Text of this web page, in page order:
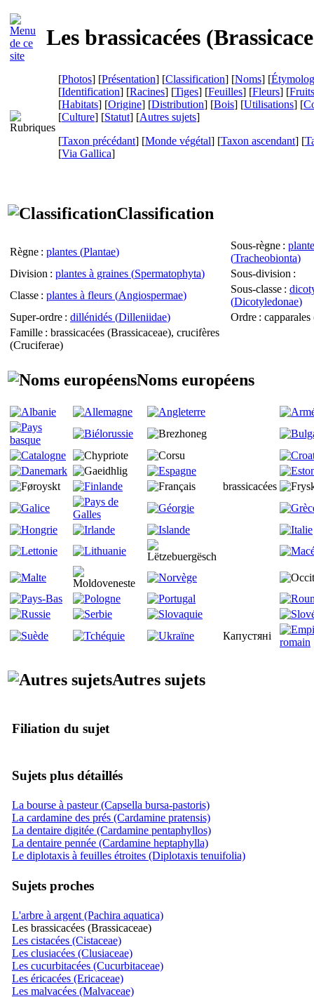
Les brassicacées (
[Photos] [Présentation] [Classification] [Noms] [
[Identification] [Racines] [Tiges] [Feuilles] [Fleurs] [Fruits
[Habitats] [Origine] [Distribution] [Bois] [Utilisations] [
[Culture] [Statut] [Autres sujets]
[Taxon précédant] [Monde végétal] [Taxon ascendant] [
[Via Gallica]
Classification
Règne : plantes (Plantae)
Sous-règne :
(Tracheobionta)
Division : plantes à graines (Spermatophyta) Sous-division :
Classe : plantes à fleurs (Angiospermae)
Sous-classe :
(Dicotyledonae)
Super-ordre : dillénidés (Dilleniidae) Ordre : capparales
Famille : brassicacées (Brassicaceae), crucifères
(Cruciferae)
Noms européens
brassicacées
Капустяні
Autres sujets
Filiation du sujet
Sujets plus détaillés
La bourse à pasteur (Capsella bursa-pastoris)
La cardamine des prés (Cardamine pratensis)
La dentaire digitée (Cardamine pentaphyllos)
La dentaire pennée (Cardamine heptaphylla)
Le diplotaxis à feuilles étroites (Diplotaxis tenuifolia)
Sujets proches
L'arbre à argent (Pachira aquatica)
Les brassicacées (Brassicaceae)
Les cistacées (Cistaceae)
Les clusiacées (Clusiaceae)
Les cucurbitacées (Cucurbitaceae)
Les éricacées (Ericaceae)
Les malvacées (Malvaceae)